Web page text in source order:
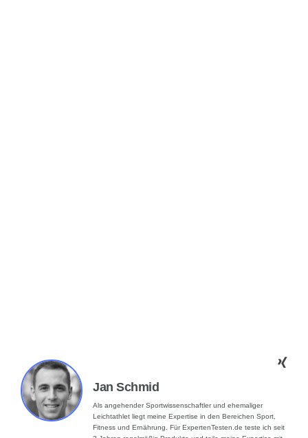
Jan Schmid
Als angehender Sportwissenschaftler und ehemaliger
Leichtathlet liegt meine Expertise in den Bereichen Sport,
Fitness und Ernährung. Für ExpertenTesten.de teste ich seit